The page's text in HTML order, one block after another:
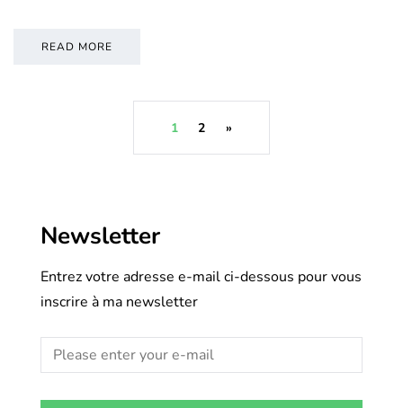
READ MORE
1 2 »
Newsletter
Entrez votre adresse e-mail ci-dessous pour vous
inscrire à ma newsletter